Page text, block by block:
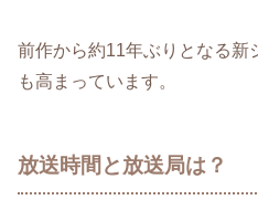
前作から約11年ぶりとなる新
も高まっています。
放送時間と放送局は？